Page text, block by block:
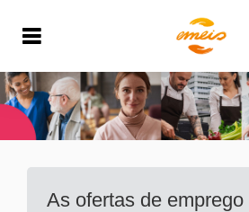
As ofertas de emprego